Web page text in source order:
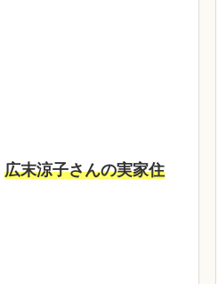
広末涼子さんの実家住